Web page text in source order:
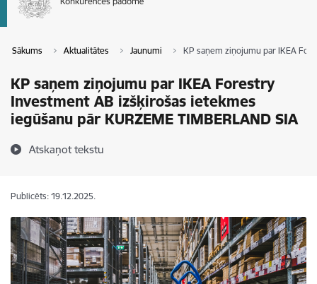
Sākums Aktualitātes Jaunumi KP saņem ziņojumu par IKEA
KP saņem ziņojumu par IKEA Forestry
Investment AB izšķirošas ietekmes
iegūšanu pār KURZEME TIMBERLAND SIA
Atskaņot tekstu
Publicēts: 19.12.2025.